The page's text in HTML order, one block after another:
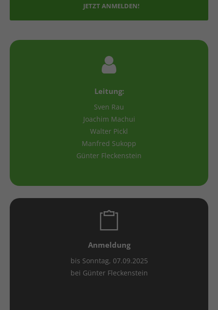
JETZT ANMELDEN!
Leitung:
Sven Rau
Joachim Machui
Walter Pickl
Manfred Sukopp
Günter Fleckenstein
Anmeldung
bis Sonntag, 07.09.2025
bei Günter Fleckenstein